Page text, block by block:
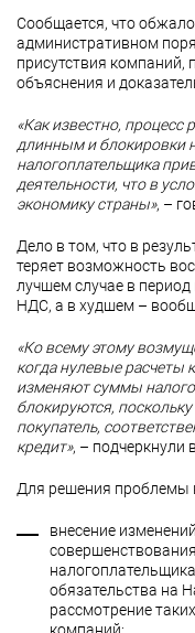
Сообщается, что
административном
присутствия компаний,
объяснения и
«Как известно, процесс
длинным и блокировки
налогоплательщика
деятельности, что в
экономику страны», –
Дело в том, что в
теряет возможность
лучшем случае в
НДС, а в худшем –
«Ко всему этому
когда нулевые расчеты
изменяют суммы
блокируются,
покупатель,
кредит», – подчеркнули
Для решения проблемы
внесение
обязательства на
рассмотрение